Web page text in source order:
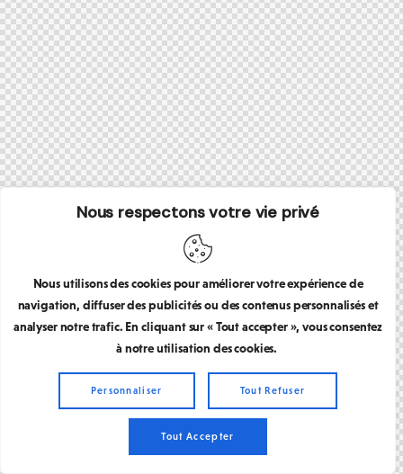
Nous respectons votre vie privé
Nous utilisons des cookies pour améliorer votre expérience de
navigation, diffuser des publicités ou des contenus personnalisés et
analyser notre trafic. En cliquant sur « Tout accepter », vous consentez
à notre utilisation des cookies.
Personnaliser Tout Refuser
Tout Accepter